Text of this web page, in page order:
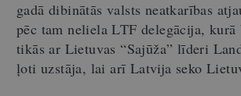
gadā dibinātās valsts neatkarības
pēc tam neliela LTF delegācija, kurā
tikās ar Lietuvas “Sajūža” līderi
ļoti uzstāja, lai arī Latvija seko